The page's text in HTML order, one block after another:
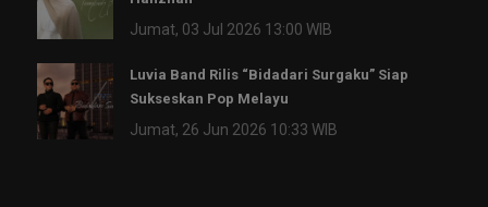
Jumat, 03 Jul 2026 13:00 WIB
Luvia Band Rilis “Bidadari Surgaku” Siap
Sukseskan Pop Melayu
Jumat, 26 Jun 2026 10:33 WIB